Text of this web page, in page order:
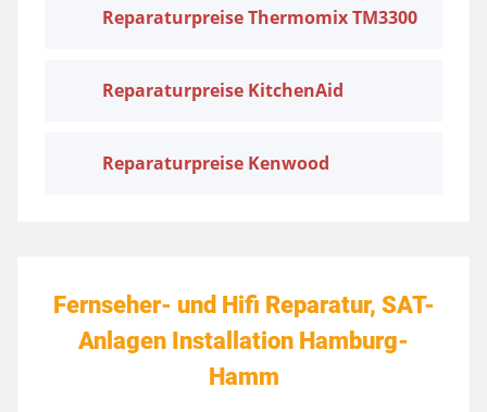
Reparaturpreise Thermomix TM3300
Reparaturpreise KitchenAid
Reparaturpreise Kenwood
Fernseher- und Hifi Reparatur, SAT-
Anlagen Installation Hamburg-
Hamm